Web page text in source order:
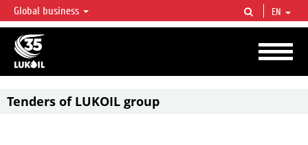
LUKOIL OVERVIEW
LUKOIL is one of the largest oil & gas vertical integrated companies in the world
accounting for over 2% of crude production and circa 1% of proved hydrocarbon
reserves globally.
Global business EN
Tenders of LUKOIL group